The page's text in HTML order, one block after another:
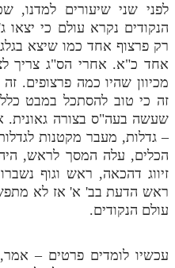
לפני שני שיעורים למדנו,
הנקודים נקרא עולם כי
רק פרצוף אחד כמו שיצא
אחד כ"א. אחרי הס"ג צריך
מכיוון שהיו כמה פרצופים.
זה כי טוב להסתכל במבט
שעשה בעה"ס בצורה גאונית.
– גדלות, מעבר מקטנות
הכלים, עלה המסך לראש,
זיווג דהכאה, ראש וגוף
ראש הדעת בב' א' אז לא
עולם הנקודים.
עכשיו לומדים פרטים –